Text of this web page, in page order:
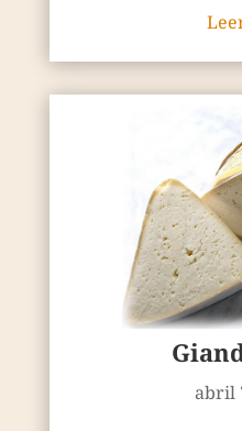
abril